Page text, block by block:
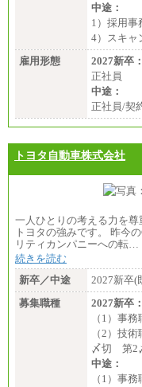
中途：
1）採用
4）スキ
雇用形態
2027新卒：
正社員
中途：
正社員/契
トヨタ自動車株式会社
一人ひとりの考える力を
トヨタの強みです。 昨今
リティカンパニーへの転…
続きを読む
新卒／中途
2027新卒(
募集職種
2027新卒：
（1）事
（2）技
〆切 第2
中途：
（1）事